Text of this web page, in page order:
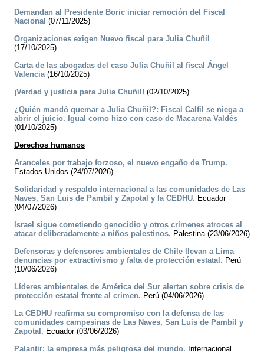
Demandan al Presidente Boric iniciar remoción del Fiscal
Nacional (07/11/2025)
Organizaciones exigen Nuevo fiscal para Julia Chuñil
(17/10/2025)
Carta de las abogadas del caso Julia Chuñil al fiscal Ángel
Valencia(16/10/2025)
¡Verdad y justicia para Julia Chuñil! (02/10/2025)
¿Quién mandó quemar a Julia Chuñil?: Fiscal Calfil se niega a
abrir el juicio. Igual como hizo con caso de Macarena Valdés
(01/10/2025)
Derechos humanos
Aranceles por trabajo forzoso, el nuevo engaño de Trump.
Estados Unidos (24/07/2026)
Solidaridad y respaldo internacional a las comunidades de Las
Naves, San Luis de Pambil y Zapotal y la CEDHU. Ecuador
(04/07/2026)
Israel sigue cometiendo genocidio y otros crímenes atroces al
atacar deliberadamente a niños palestinos. Palestina (23/06/2026)
Defensoras y defensores ambientales de Chile llevan a Lima
denuncias por extractivismo y falta de protección estatal. Perú
(10/06/2026)
Líderes ambientales de América del Sur alertan sobre crisis de
protección estatal frente al crimen. Perú (04/06/2026)
La CEDHU reafirma su compromiso con la defensa de las
comunidades campesinas de Las Naves, San Luis de Pambil y
Zapotal. Ecuador (03/06/2026)
Palantir: la empresa más peligrosa del mundo. Internacional